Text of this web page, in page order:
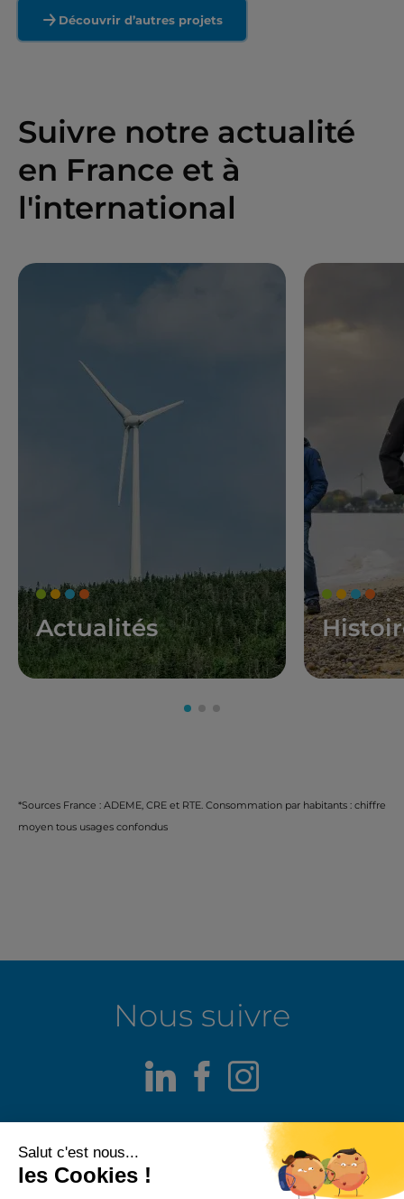
Découvrir d’autres projets
Suivre notre actualité
en France et à
l'international
Actualités
*Sources France : ADEME, CRE et RTE. Consommation par habitants : chiffre
moyen tous usages confondus
Nous suivre
LinkedIn
Facebook
Instagram